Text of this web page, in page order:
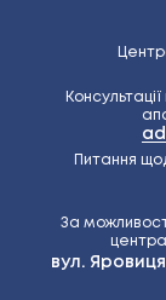
Питання
За
вул.